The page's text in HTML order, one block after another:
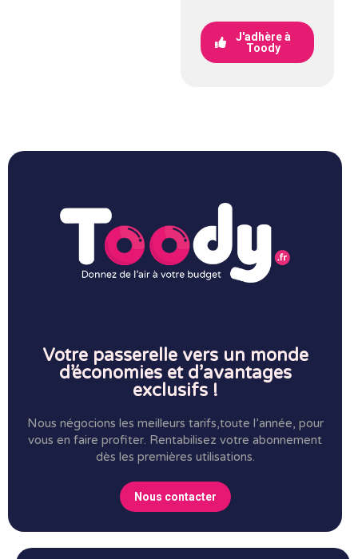
J'adhère à
Toody
Votre passerelle vers un monde
d’économies et d’avantages
exclusifs !
Nous négocions les meilleurs tarifs,toute l’année, pour
vous en faire profiter. Rentabilisez votre abonnement
dès les premières utilisations.
Nous contacter